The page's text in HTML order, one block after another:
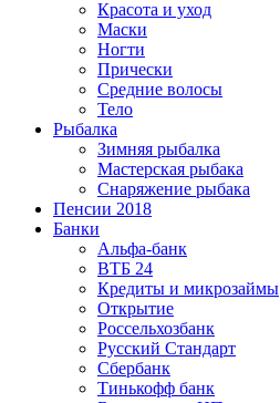
Красота и уход
Маски
Ногти
Прически
Средние волосы
Тело
Рыбалка
Зимняя рыбалка
Мастерская рыбака
Снаряжение рыбака
Пенсии 2018
Банки
Альфа-банк
ВТБ 24
Кредиты и микрозаймы
Открытие
Россельхозбанк
Русский Стандарт
Сбербанк
Тинькофф банк